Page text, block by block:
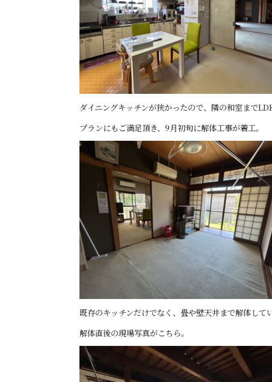
ダイニングキッチンが狭かったので、隣の和室まで
プランにもご満足頂き、9月初旬に解体工事が着工。
既存のキッチンだけでなく、畳や壁天井まで解体して
解体直後の現場写真がこちら。